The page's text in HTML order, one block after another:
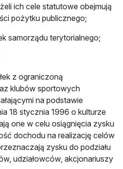
ich cele statutowe obejmują
pożytku publicznego;
samorządu terytorialnego;
z ograniczoną
klubów sportowych
na podstawie
18 stycznia 1996 o kulturze
one w celu osiągnięcia zysku
dochodu na realizację celów
zysku do podziału
udziałowców, akcjonariuszy